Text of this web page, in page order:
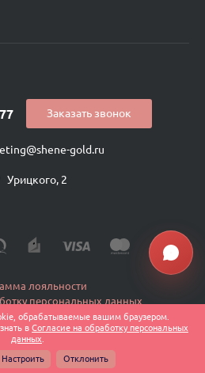
gold.ru
Урицкого, 2
Заказать звонок
лояльности
персональных данных
оферта
Все права защищены
обрабатываемые вашим браузером.
в Согласие на обработку персональных
данных
Настроить Отклонить